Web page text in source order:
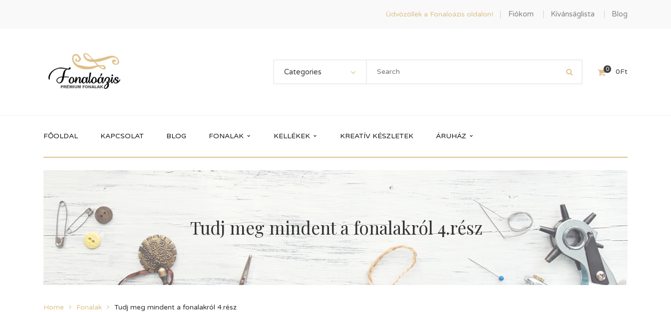
Üdvözöllek a Fonaloázis oldalon! Fiókom Kívánságlista Blog
Categories 0 0Ft
FŐOLDAL KAPCSOLAT BLOG FONALAK KELLÉKEK KREATÍV KÉSZLETEK ÁRUHÁZ
Itt megtalálhatod a fonaloázis által
forgalmazott összes terméket
Tudj meg mindent a fonalakról 4.rész
Home Fonalak Tudj meg mindent a fonalakról 4.rész